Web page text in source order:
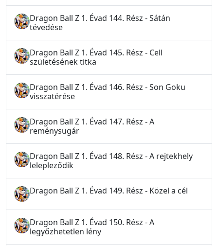
Dragon Ball Z 1. Évad 144. Rész - Sátán
tévedése
Dragon Ball Z 1. Évad 145. Rész - Cell
születésének titka
Dragon Ball Z 1. Évad 146. Rész - Son Goku
visszatérése
Dragon Ball Z 1. Évad 147. Rész - A
reménysugár
Dragon Ball Z 1. Évad 148. Rész - A rejtekhely
lelepleződik
Dragon Ball Z 1. Évad 149. Rész - Közel a cél
Dragon Ball Z 1. Évad 150. Rész - A
legyőzhetetlen lény